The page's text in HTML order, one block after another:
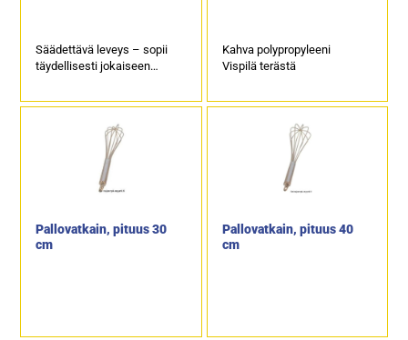
Säädettävä leveys – sopii
täydellisesti jokaiseen
Täydellinen työkalu
yrttien pesuun
Mitat: 360 x 240 x 115mm
Kahva polypropyleeni
Vispilä terästä
Pallovatkain, pituus 30
cm
Pallovatkain, pituus 40
cm